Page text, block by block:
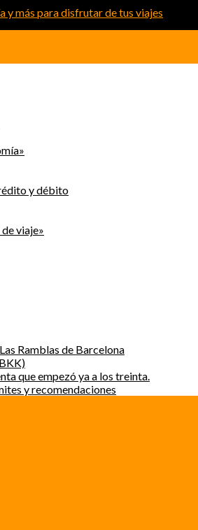
y débito
viaje»
Ramblas de Barcelona
que empezó ya a los treinta.
y recomendaciones